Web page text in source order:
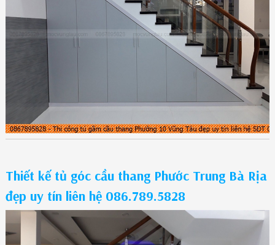
Thiết kế tủ góc cầu thang Phước Trung Bà Rịa
đẹp uy tín liên hệ 086.789.5828